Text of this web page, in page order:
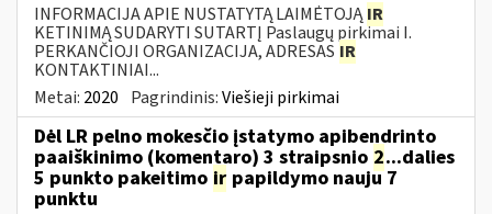
INFORMACIJA APIE NUSTATYTĄ LAIMĖTOJĄIR
KETINIMĄ SUDARYTI SUTARTĮ Paslaugų pirkimai I.
PERKANČIOJI ORGANIZACIJA, ADRESAS IR
KONTAKTINIAI...
Metai: 2020 Pagrindinis:Viešieji pirkimai
Dėl LR pelno mokesčio įstatymo apibendrinto
paaiškinimo (komentaro) 3 straipsnio 2...dalies
5 punkto pakeitimo ir papildymo nauju 7
punktu